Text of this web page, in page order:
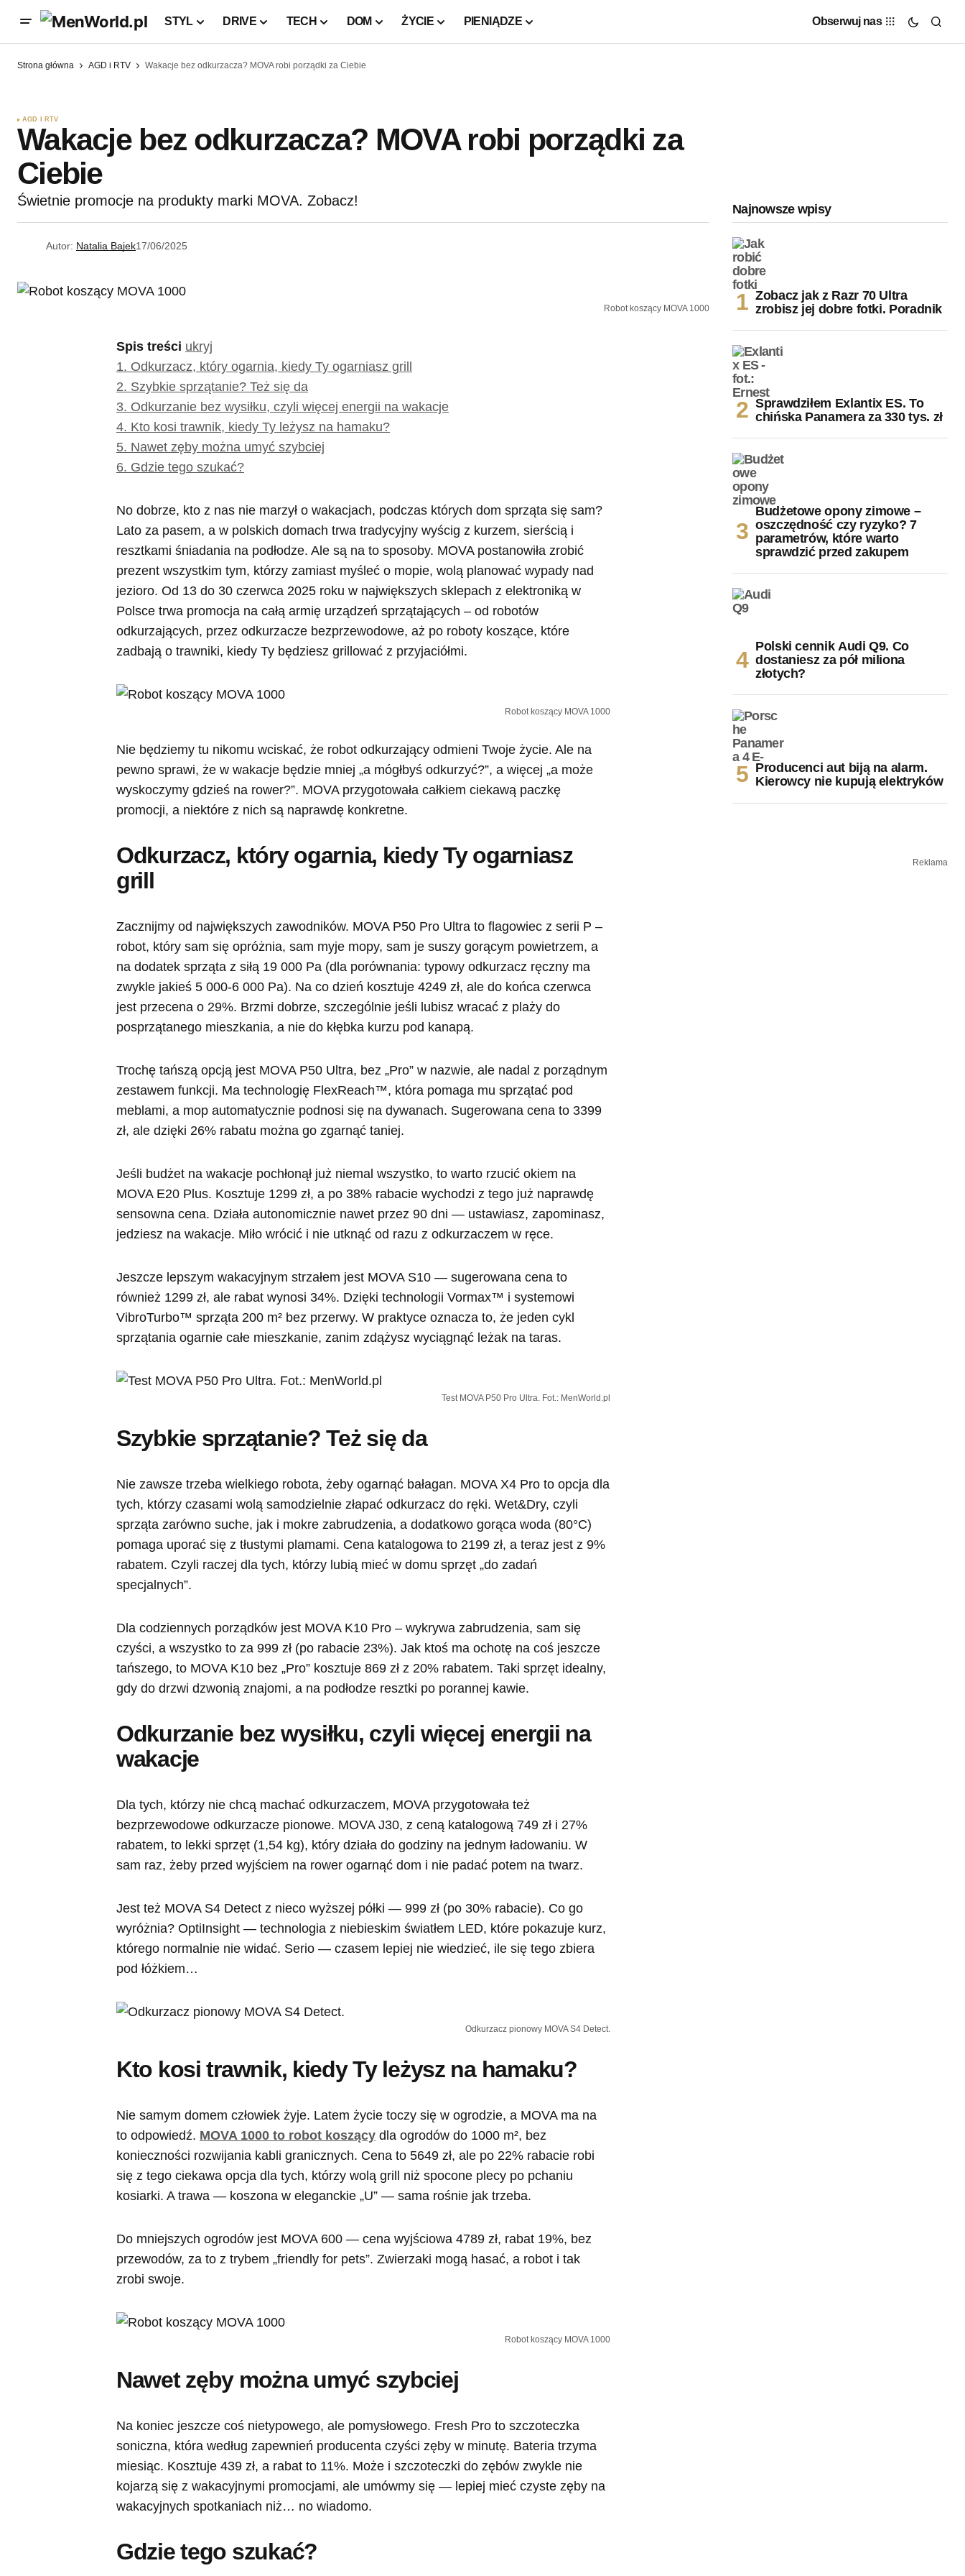
STYL DRIVE TECH DOM ŻYCIE PIENIĄDZE Obserwuj nas
Strona główna AGD i RTV Wakacje bez odkurzacza? MOVA robi porządki za Ciebie
AGD I RTV
Wakacje bez odkurzacza? MOVA robi porządki za
Ciebie
Świetnie promocje na produkty marki MOVA. Zobacz!
Autor: Natalia Bajek17/06/2025
Robot koszący MOVA 1000
Spis treści ukryj
1. Odkurzacz, który ogarnia, kiedy Ty ogarniasz grill
2. Szybkie sprzątanie? Też się da
3. Odkurzanie bez wysiłku, czyli więcej energii na wakacje
4. Kto kosi trawnik, kiedy Ty leżysz na hamaku?
5. Nawet zęby można umyć szybciej
6. Gdzie tego szukać?
No dobrze, kto z nas nie marzył o wakacjach, podczas których dom sprząta się sam?
Lato za pasem, a w polskich domach trwa tradycyjny wyścig z kurzem, sierścią i
resztkami śniadania na podłodze. Ale są na to sposoby. MOVA postanowiła zrobić
prezent wszystkim tym, którzy zamiast myśleć o mopie, wolą planować wypady nad
jezioro. Od 13 do 30 czerwca 2025 roku w największych sklepach z elektroniką w
Polsce trwa promocja na całą armię urządzeń sprzątających – od robotów
odkurzających, przez odkurzacze bezprzewodowe, aż po roboty koszące, które
zadbają o trawniki, kiedy Ty będziesz grillować z przyjaciółmi.
Robot koszący MOVA 1000
Nie będziemy tu nikomu wciskać, że robot odkurzający odmieni Twoje życie. Ale na
pewno sprawi, że w wakacje będzie mniej „a mógłbyś odkurzyć?”, a więcej „a może
wyskoczymy gdzieś na rower?”. MOVA przygotowała całkiem ciekawą paczkę
promocji, a niektóre z nich są naprawdę konkretne.
Odkurzacz, który ogarnia, kiedy Ty ogarniasz
grill
Zacznijmy od największych zawodników. MOVA P50 Pro Ultra to flagowiec z serii P –
robot, który sam się opróżnia, sam myje mopy, sam je suszy gorącym powietrzem, a
na dodatek sprząta z siłą 19 000 Pa (dla porównania: typowy odkurzacz ręczny ma
zwykle jakieś 5 000-6 000 Pa). Na co dzień kosztuje 4249 zł, ale do końca czerwca
jest przecena o 29%. Brzmi dobrze, szczególnie jeśli lubisz wracać z plaży do
posprzątanego mieszkania, a nie do kłębka kurzu pod kanapą.
Trochę tańszą opcją jest MOVA P50 Ultra, bez „Pro” w nazwie, ale nadal z porządnym
zestawem funkcji. Ma technologię FlexReach™, która pomaga mu sprzątać pod
meblami, a mop automatycznie podnosi się na dywanach. Sugerowana cena to 3399
zł, ale dzięki 26% rabatu można go zgarnąć taniej.
Jeśli budżet na wakacje pochłonął już niemal wszystko, to warto rzucić okiem na
MOVA E20 Plus. Kosztuje 1299 zł, a po 38% rabacie wychodzi z tego już naprawdę
sensowna cena. Działa autonomicznie nawet przez 90 dni — ustawiasz, zapominasz,
jedziesz na wakacje. Miło wrócić i nie utknąć od razu z odkurzaczem w ręce.
Jeszcze lepszym wakacyjnym strzałem jest MOVA S10 — sugerowana cena to
również 1299 zł, ale rabat wynosi 34%. Dzięki technologii Vormax™ i systemowi
VibroTurbo™ sprząta 200 m² bez przerwy. W praktyce oznacza to, że jeden cykl
sprzątania ogarnie całe mieszkanie, zanim zdążysz wyciągnąć leżak na taras.
Test MOVA P50 Pro Ultra. Fot.: MenWorld.pl
Szybkie sprzątanie? Też się da
Nie zawsze trzeba wielkiego robota, żeby ogarnąć bałagan. MOVA X4 Pro to opcja dla
tych, którzy czasami wolą samodzielnie złapać odkurzacz do ręki. Wet&Dry, czyli
sprząta zarówno suche, jak i mokre zabrudzenia, a dodatkowo gorąca woda (80°C)
pomaga uporać się z tłustymi plamami. Cena katalogowa to 2199 zł, a teraz jest z 9%
rabatem. Czyli raczej dla tych, którzy lubią mieć w domu sprzęt „do zadań
specjalnych”.
Dla codziennych porządków jest MOVA K10 Pro – wykrywa zabrudzenia, sam się
czyści, a wszystko to za 999 zł (po rabacie 23%). Jak ktoś ma ochotę na coś jeszcze
tańszego, to MOVA K10 bez „Pro” kosztuje 869 zł z 20% rabatem. Taki sprzęt idealny,
gdy do drzwi dzwonią znajomi, a na podłodze resztki po porannej kawie.
Odkurzanie bez wysiłku, czyli więcej energii na
wakacje
Dla tych, którzy nie chcą machać odkurzaczem, MOVA przygotowała też
bezprzewodowe odkurzacze pionowe. MOVA J30, z ceną katalogową 749 zł i 27%
rabatem, to lekki sprzęt (1,54 kg), który działa do godziny na jednym ładowaniu. W
sam raz, żeby przed wyjściem na rower ogarnąć dom i nie padać potem na twarz.
Jest też MOVA S4 Detect z nieco wyższej półki — 999 zł (po 30% rabacie). Co go
wyróżnia? OptiInsight — technologia z niebieskim światłem LED, które pokazuje kurz,
którego normalnie nie widać. Serio — czasem lepiej nie wiedzieć, ile się tego zbiera
pod łóżkiem…
Odkurzacz pionowy MOVA S4 Detect.
Kto kosi trawnik, kiedy Ty leżysz na hamaku?
Nie samym domem człowiek żyje. Latem życie toczy się w ogrodzie, a MOVA ma na
to odpowiedź. MOVA 1000 to robot koszący dla ogrodów do 1000 m², bez
konieczności rozwijania kabli granicznych. Cena to 5649 zł, ale po 22% rabacie robi
się z tego ciekawa opcja dla tych, którzy wolą grill niż spocone plecy po pchaniu
kosiarki. A trawa — koszona w eleganckie „U” — sama rośnie jak trzeba.
Do mniejszych ogrodów jest MOVA 600 — cena wyjściowa 4789 zł, rabat 19%, bez
przewodów, za to z trybem „friendly for pets”. Zwierzaki mogą hasać, a robot i tak
zrobi swoje.
Robot koszący MOVA 1000
Nawet zęby można umyć szybciej
Na koniec jeszcze coś nietypowego, ale pomysłowego. Fresh Pro to szczoteczka
soniczna, która według zapewnień producenta czyści zęby w minutę. Bateria trzyma
miesiąc. Kosztuje 439 zł, a rabat to 11%. Może i szczoteczki do zębów zwykle nie
kojarzą się z wakacyjnymi promocjami, ale umówmy się — lepiej mieć czyste zęby na
wakacyjnych spotkaniach niż… no wiadomo.
Gdzie tego szukać?
Najnowsze wpisy
Zobacz jak z Razr 70 Ultra
zrobisz jej dobre fotki. Poradnik
Sprawdziłem Exlantix ES. To
chińska Panamera za 330 tys. zł
Budżetowe opony zimowe –
oszczędność czy ryzyko? 7
parametrów, które warto
sprawdzić przed zakupem
Polski cennik Audi Q9. Co
dostaniesz za pół miliona
złotych?
Producenci aut biją na alarm.
Kierowcy nie kupują elektryków
Reklama